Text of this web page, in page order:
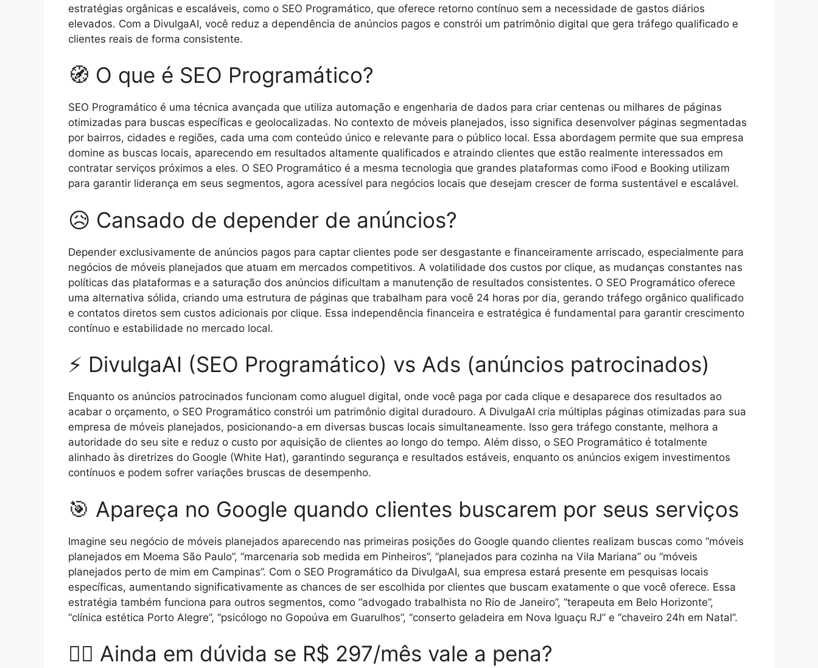
estratégias orgânicas e escaláveis, como o SEO Programático, que oferece retorno contínuo sem a necessidade de gastos diários
elevados. Com a DivulgaAI, você reduz a dependência de anúncios pagos e constrói um patrimônio digital que gera tráfego qualificado e
clientes reais de forma consistente.
🧭 O que é SEO Programático?
SEO Programático é uma técnica avançada que utiliza automação e engenharia de dados para criar centenas ou milhares de páginas
otimizadas para buscas específicas e geolocalizadas. No contexto de móveis planejados, isso significa desenvolver páginas segmentadas
por bairros, cidades e regiões, cada uma com conteúdo único e relevante para o público local. Essa abordagem permite que sua empresa
domine as buscas locais, aparecendo em resultados altamente qualificados e atraindo clientes que estão realmente interessados em
contratar serviços próximos a eles. O SEO Programático é a mesma tecnologia que grandes plataformas como iFood e Booking utilizam
para garantir liderança em seus segmentos, agora acessível para negócios locais que desejam crescer de forma sustentável e escalável.
😥 Cansado de depender de anúncios?
Depender exclusivamente de anúncios pagos para captar clientes pode ser desgastante e financeiramente arriscado, especialmente para
negócios de móveis planejados que atuam em mercados competitivos. A volatilidade dos custos por clique, as mudanças constantes nas
políticas das plataformas e a saturação dos anúncios dificultam a manutenção de resultados consistentes. O SEO Programático oferece
uma alternativa sólida, criando uma estrutura de páginas que trabalham para você 24 horas por dia, gerando tráfego orgânico qualificado
e contatos diretos sem custos adicionais por clique. Essa independência financeira e estratégica é fundamental para garantir crescimento
contínuo e estabilidade no mercado local.
⚡ DivulgaAI (SEO Programático) vs Ads (anúncios patrocinados)
Enquanto os anúncios patrocinados funcionam como aluguel digital, onde você paga por cada clique e desaparece dos resultados ao
acabar o orçamento, o SEO Programático constrói um patrimônio digital duradouro. A DivulgaAI cria múltiplas páginas otimizadas para sua
empresa de móveis planejados, posicionando-a em diversas buscas locais simultaneamente. Isso gera tráfego constante, melhora a
autoridade do seu site e reduz o custo por aquisição de clientes ao longo do tempo. Além disso, o SEO Programático é totalmente
alinhado às diretrizes do Google (White Hat), garantindo segurança e resultados estáveis, enquanto os anúncios exigem investimentos
contínuos e podem sofrer variações bruscas de desempenho.
🎯 Apareça no Google quando clientes buscarem por seus serviços
Imagine seu negócio de móveis planejados aparecendo nas primeiras posições do Google quando clientes realizam buscas como “móveis
planejados em Moema São Paulo”, “marcenaria sob medida em Pinheiros”, “planejados para cozinha na Vila Mariana” ou “móveis
planejados perto de mim em Campinas”. Com o SEO Programático da DivulgaAI, sua empresa estará presente em pesquisas locais
específicas, aumentando significativamente as chances de ser escolhida por clientes que buscam exatamente o que você oferece. Essa
estratégia também funciona para outros segmentos, como “advogado trabalhista no Rio de Janeiro”, “terapeuta em Belo Horizonte”,
“clínica estética Porto Alegre”, “psicólogo no Gopoúva em Guarulhos”, “conserto geladeira em Nova Iguaçu RJ” e “chaveiro 24h em Natal”.
🤷‍♂️ Ainda em dúvida se R$ 297/mês vale a pena?